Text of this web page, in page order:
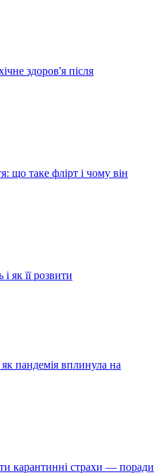
здоров'я після
що таке флірт і чому він
як її розвити
пандемія вплинула на
карантинні страхи — поради